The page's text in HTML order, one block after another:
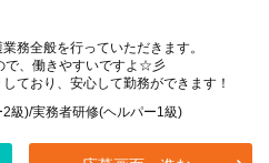
務全般を行っていただきます。
で、働きやすいですよ☆彡
ており、安心して勤務ができます！
級)/実務者研修(ヘルパー1級)